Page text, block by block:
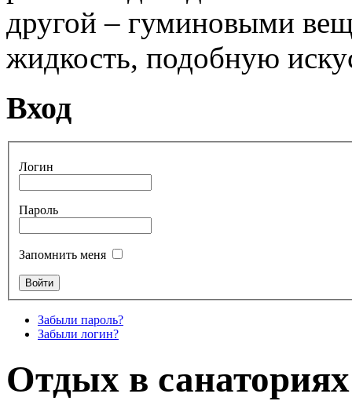
другой – гуминовыми
жидкость, подобную
Вход
Логин
Пароль
Запомнить меня
Забыли пароль?
Забыли логин?
Отдых в